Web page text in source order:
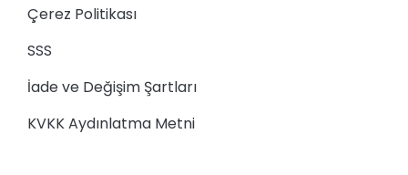
Çerez Politikası
SSS
İade ve Değişim Şartları
KVKK Aydınlatma Metni